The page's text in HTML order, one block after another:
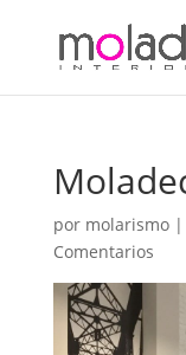
por molarismo|
Comentarios